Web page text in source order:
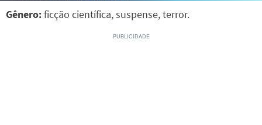
Gênero:ficção científica, suspense, terror.